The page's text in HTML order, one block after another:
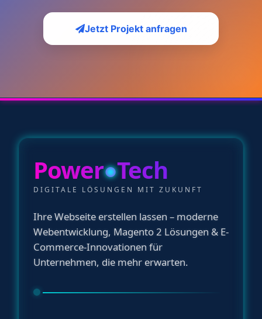
Jetzt Projekt anfragen
Power●Tech
DIGITALE LÖSUNGEN MIT ZUKUNFT
Ihre Webseite erstellen lassen – moderne
Webentwicklung, Magento 2 Lösungen & E-
Commerce-Innovationen für
Unternehmen, die mehr erwarten.